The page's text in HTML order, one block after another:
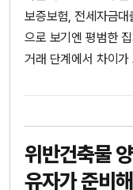
보증보험, 전세자금
으로 보기엔 평범한
거래 단계에서 차이가
위반건축물
유자가 준비